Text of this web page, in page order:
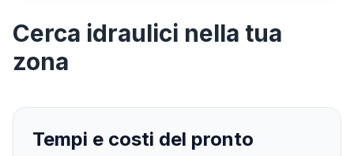
Cerca idraulici nella tua
zona
Tempi e costi del pronto